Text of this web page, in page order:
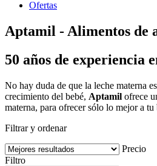
Ofertas
Aptamil - Alimentos de
50 años de experiencia
No hay duda de que la leche materna
crecimiento del bebé, Aptamil ofrece
materna, para ofrecer sólo lo mejor a tu
Filtrar y ordenar
Precio
Filtro